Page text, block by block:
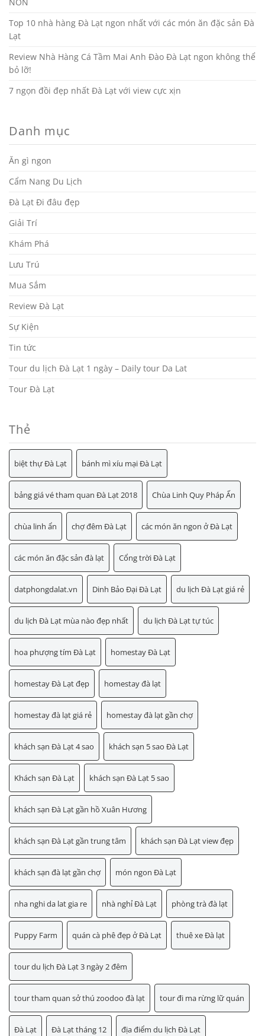
NON
Top 10 nhà hàng Đà Lạt ngon nhất với các món ăn đặc sản Đà
Lạt
Review Nhà Hàng Cá Tầm Mai Anh Đào Đà Lạt ngon không thể
bỏ lỡ!
7 ngọn đồi đẹp nhất Đà Lạt với view cực xịn
Danh mục
Ăn gì ngon
Cẩm Nang Du Lịch
Đà Lạt Đi đâu đẹp
Giải Trí
Khám Phá
Lưu Trú
Mua Sắm
Review Đà Lạt
Sự Kiện
Tin tức
Tour du lịch Đà Lạt 1 ngày – Daily tour Da Lat
Tour Đà Lạt
Thẻ
biệt thự Đà Lạt bánh mì xíu mại Đà Lạt
bảng giá vé tham quan Đà Lạt 2018 Chùa Linh Quy Pháp Ấn
chùa linh ẩn chợ đêm Đà Lạt các món ăn ngon ở Đà Lạt
các món ăn đặc sản đà lạt Cổng trời Đà Lạt
datphongdalat.vn Dinh Bảo Đại Đà Lạt du lịch Đà Lạt giá rẻ
du lịch Đà Lạt mùa nào đẹp nhất du lịch Đà Lạt tự túc
hoa phượng tím Đà Lạt homestay Đà Lạt
homestay Đà Lạt đẹp homestay đà lạt
homestay đà lạt giá rẻ homestay đà lạt gần chợ
khách sạn Đà Lạt 4 sao khách sạn 5 sao Đà Lạt
Khách sạn Đà Lạt khách sạn Đà Lạt 5 sao
khách sạn Đà Lạt gần hồ Xuân Hương
khách sạn Đà Lạt gần trung tâm khách sạn Đà Lạt view đẹp
khách sạn đà lạt gần chợ món ngon Đà Lạt
nha nghi da lat gia re nhà nghỉ Đà Lạt phòng trà đà lạt
Puppy Farm quán cà phê đẹp ở Đà Lạt thuê xe Đà lạt
tour du lịch Đà Lạt 3 ngày 2 đêm
tour tham quan sở thú zoodoo đà lạt tour đi ma rừng lữ quán
Đà Lạt Đà Lạt tháng 12 địa điểm du lịch Đà Lạt